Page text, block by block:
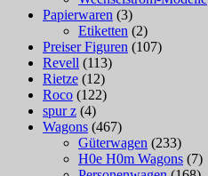
Papierwaren (3)
Etiketten (2)
Preiser Figuren (107)
Revell (113)
Rietze (12)
Roco (122)
spur z (4)
Wagons (467)
Güterwagen (233)
H0e H0m Wagons (7)